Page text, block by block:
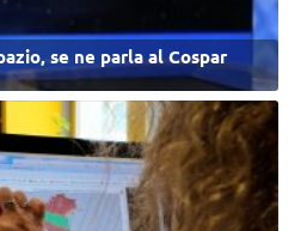
se ne parla al Cospar